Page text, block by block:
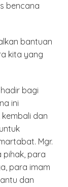
bencana
bantuan
kita yang
bagi
ini
dan
Mgr.
pihak, para
para imam
dan